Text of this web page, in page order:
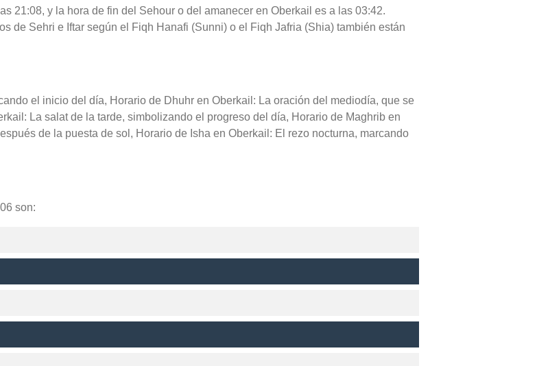
21:08, y la hora de fin del Sehour o del amanecer en Oberkail es a las 03:42.
de Sehri e Iftar según el Fiqh Hanafi (Sunni) o el Fiqh Jafria (Shia) también están
el inicio del día, Horario de Dhuhr en Oberkail: La oración del mediodía, que se
La salat de la tarde, simbolizando el progreso del día, Horario de Maghrib en
de la puesta de sol, Horario de Isha en Oberkail: El rezo nocturna, marcando
son: